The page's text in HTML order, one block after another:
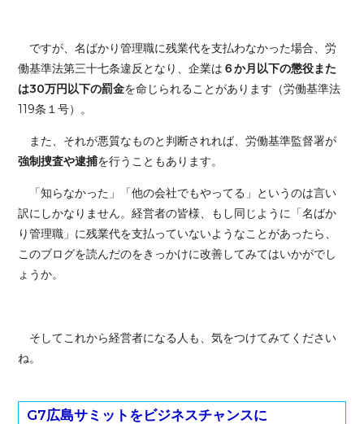
ですが、名ばかり管理職に残業代を支払わなかった場合、労
働基準法第三十七条違反となり、企業は ６か月以下の懲役また
は30万円以下の罰金を命じられることがあります（労働基準法
119条１号）。
また、それが悪質なものと判断されれば、労働基準監督署が
強制捜査や逮捕を行うこともあります。
「知らなかった」「他の会社でもやってる」というのは言い
訳にしかなりません。経営者の皆様、もし同じように「名ばか
り管理職」に残業代を支払っていないようなことがあったら、
このブログを読んだのをきっかけに改善してみてはいかがでし
ょうか。
そしてこれから経営者になる人も、気をつけてみてください
ね。
G7広島サミットをビジネスチャンスに